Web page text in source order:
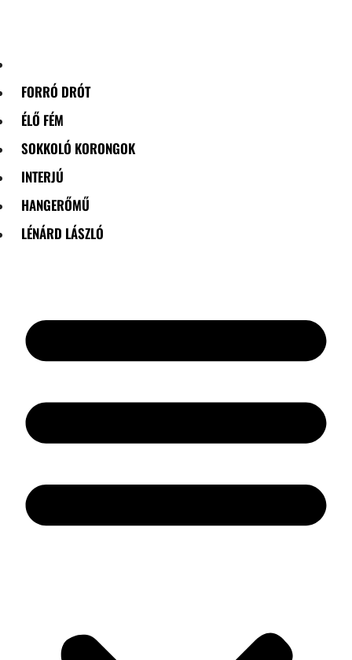
FORRÓ DRÓT
ÉLŐ FÉM
SOKKOLÓ KORONGOK
INTERJÚ
HANGERŐMŰ
LÉNÁRD LÁSZLÓ